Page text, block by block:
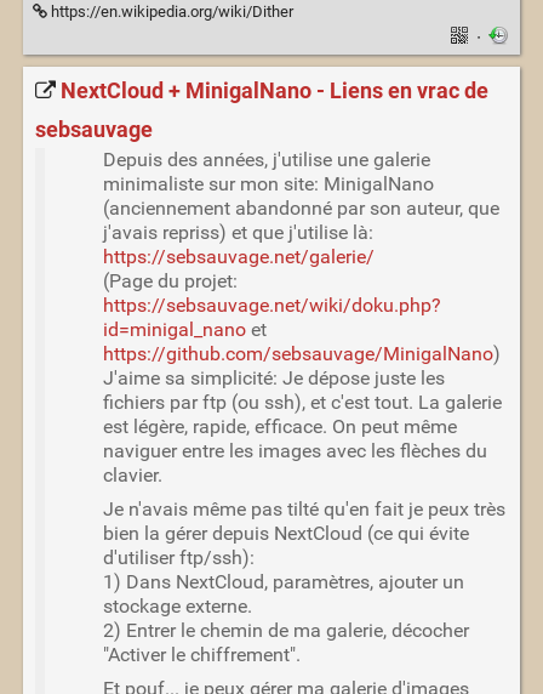
https://en.wikipedia.org/wiki/Dither
·
NextCloud + MinigalNano - Liens en vrac de
sebsauvage
Depuis des années, j'utilise une galerie
minimaliste sur mon site: MinigalNano
(anciennement abandonné par son auteur, que
j'avais repriss) et que j'utilise là:
https://sebsauvage.net/galerie/
(Page du projet:
https://sebsauvage.net/wiki/doku.php?
id=minigal_nanoet
https://github.com/sebsauvage/MinigalNano)
J'aime sa simplicité: Je dépose juste les
fichiers par ftp (ou ssh), et c'est tout. La galerie
est légère, rapide, efficace. On peut même
naviguer entre les images avec les flèches du
clavier.
Je n'avais même pas tilté qu'en fait je peux très
bien la gérer depuis NextCloud (ce qui évite
d'utiliser ftp/ssh):
1) Dans NextCloud, paramètres, ajouter un
stockage externe.
2) Entrer le chemin de ma galerie, décocher
"Activer le chiffrement".
Et pouf... je peux gérer ma galerie d'images